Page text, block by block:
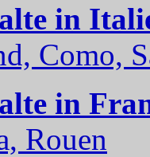
in
Como,
in
Rouen